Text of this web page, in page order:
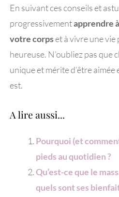
En suivant ces conseils et
progressivementapprendre
votre corpset à vivre une
heureuse. N’oubliez pas que
unique et mérite d’être aimée
est.
A lire aussi...
Pourquoi (et
pieds au quotidien ?
Qu’est-ce que le
quels sont ses